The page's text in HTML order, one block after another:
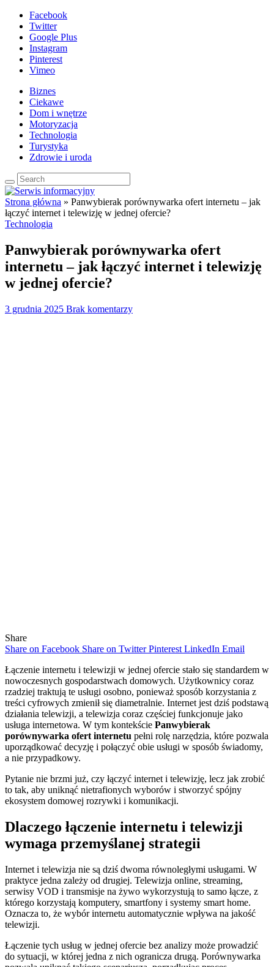
Facebook
Twitter
Google Plus
Instagram
Pinterest
Vimeo
Biznes
Ciekawe
Dom i wnętrze
Motoryzacja
Technologia
Turystyka
Zdrowie i uroda
Strona główna » Panwybierak porównywarka ofert internetu – jak
łączyć internet i telewizję w jednej ofercie?
Technologia
Panwybierak porównywarka ofert
internetu – jak łączyć internet i telewizję
w jednej ofercie?
3 grudnia 2025 Brak komentarzy
Share
Share on Facebook Share on Twitter Pinterest LinkedIn Email
Łączenie internetu i telewizji w jednej ofercie stało się standardem w
nowoczesnych gospodarstwach domowych. Użytkownicy coraz
rzadziej traktują te usługi osobno, ponieważ sposób korzystania z
treści cyfrowych zmienił się diametralnie. Internet jest dziś podstawą
działania telewizji, a telewizja coraz częściej funkcjonuje jako
usługa internetowa. W tym kontekście Panwybierak
porównywarka ofert internetu pełni rolę narzędzia, które pozwala
uporządkować decyzję i połączyć obie usługi w sposób świadomy,
a nie przypadkowy.
Pytanie nie brzmi już, czy łączyć internet i telewizję, lecz jak zrobić
to tak, aby uniknąć nietrafionych wyborów i stworzyć spójny
ekosystem domowej rozrywki i komunikacji.
Dlaczego łączenie internetu i telewizji
wymaga przemyślanej strategii
Internet i telewizja nie są dziś dwoma równoległymi usługami. W
praktyce jedna zależy od drugiej. Telewizja online, streaming,
serwisy VOD i transmisje na żywo wykorzystują to samo łącze, z
którego korzystają komputery, smartfony i systemy smart home.
Oznacza to, że wybór internetu automatycznie wpływa na jakość
telewizji.
Łączenie tych usług w jednej ofercie bez analizy może prowadzić
do sytuacji, w której jedna z nich ogranicza drugą. Porównywarka